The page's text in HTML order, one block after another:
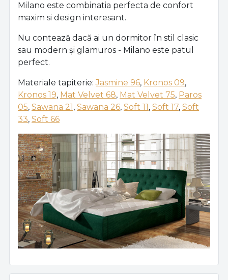
Milano este combinatia perfecta de confort
maxim si design interesant.
Nu contează dacă ai un dormitor în stil clasic
sau modern și glamuros - Milano este patul
perfect.
Materiale tapiterie:Jasmine 96, Kronos 09,
Kronos 19, Mat Velvet 68, Mat Velvet 75, Paros
05, Sawana 21, Sawana 26, Soft 11, Soft 17, Soft
33, Soft 66